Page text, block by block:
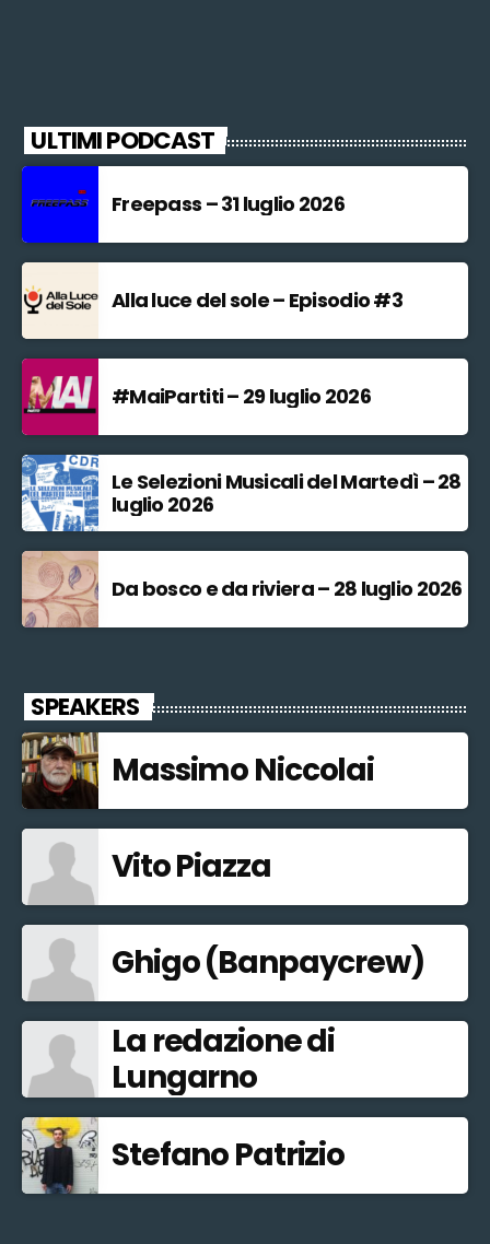
ULTIMI PODCAST
Freepass – 31 luglio 2026
Alla luce del sole – Episodio #3
#MaiPartiti – 29 luglio 2026
Le Selezioni Musicali del Martedì – 28
luglio 2026
Da bosco e da riviera – 28 luglio 2026
SPEAKERS
Massimo Niccolai
Vito Piazza
Ghigo (Banpaycrew)
La redazione di
Lungarno
Stefano Patrizio